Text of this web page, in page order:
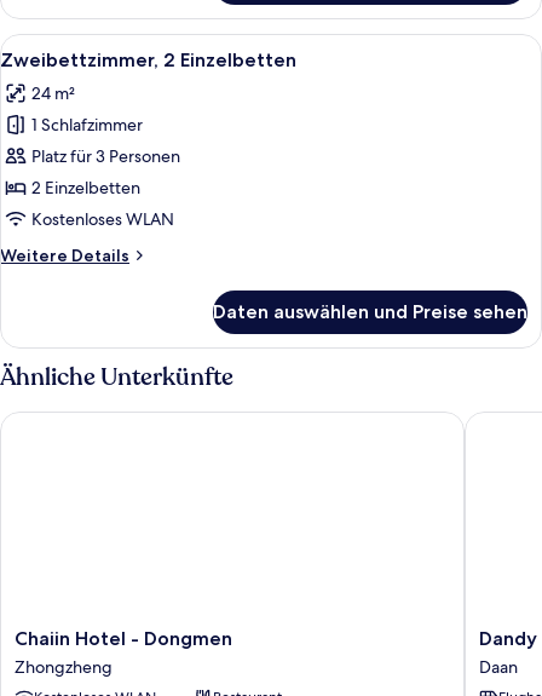
Zimmer,
1 King-
Bett
Alle
Fotos
für
Zweibettzimmer,
2 Einzelbetten
anzeigen
Zweibettzimmer, 2 Einzelbetten |
10
Zweibettzimmer, 2 Einzelbetten
24 m²
1 Schlafzimmer
Platz für 3 Personen
2 Einzelbetten
Kostenloses WLAN
Weitere Details
Weitere
2 Einzelbetten
Daten auswählen und Preise sehen
Ähnliche Unterkünfte
Chaiin
Hotel
-
Chaiin Hotel - Dongmen
Zhongzheng
Chaiin Hotel - Dongmen
Dandy
Hotel
Daan
Dandy
Daan
Dandy